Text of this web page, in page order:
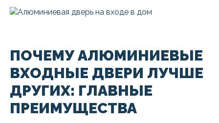
ПОЧЕМУ АЛЮМИНИЕВЫЕ
ВХОДНЫЕ ДВЕРИ ЛУЧШЕ
ДРУГИХ: ГЛАВНЫЕ
ПРЕИМУЩЕСТВА